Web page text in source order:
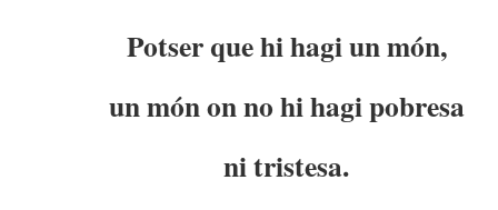
Potser que hi hagi un món,
un món on no hi hagi pobresa
ni tristesa.